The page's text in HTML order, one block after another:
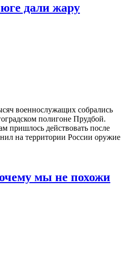
дали жару
военнослужащих собрались
полигоне Прудбой.
пришлось действовать после
на территории России оружие
мы не похожи